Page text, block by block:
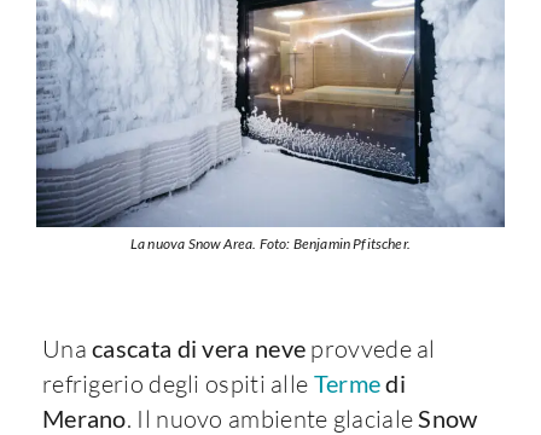
La nuova Snow Area. Foto: Benjamin Pfitscher.
Unacascata di vera neve provvede al
refrigerio degli ospiti alle Termedi
Merano. Il nuovo ambiente glacialeSnow